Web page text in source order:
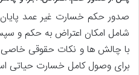
صدور حکم خسارت غیر عمد
شامل امکان اعتراض به حکم و
با چالش ها و نکات حقوقی خاصی
برای وصول کامل خسارت حیاتی